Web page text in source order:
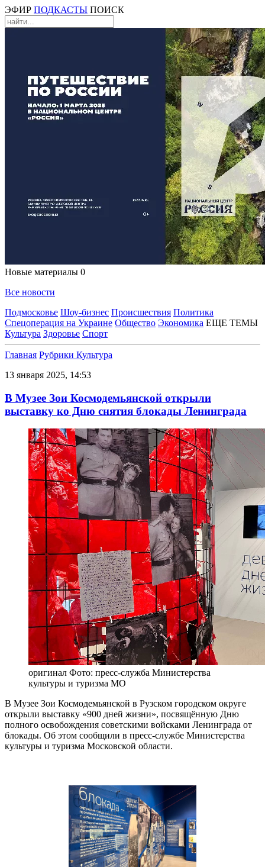
ЭФИР ПОДКАСТЫ ПОИСК
Новые материалы 0
Все новости
Подмосковье Шоу-бизнес Происшествия Политика
Спецоперация на Украине Общество Экономика ЕЩЕ ТЕМЫ
Культура Здоровье Спорт
Главная Рубрики Культура
13 января 2025, 14:53
В Музее Зои Космодемьянской открыли
выставку ко Дню снятия блокады Ленинграда
оригинал Фото: пресс-служба Министерства
культуры и туризма МО
В Музее Зои Космодемьянской в Рузском городском округе
открыли выставку «900 дней жизни», посвящённую Дню
полного освобождения советскими войсками Ленинграда от
блокады. Об этом сообщили в пресс-службе Министерства
культуры и туризма Московской области.